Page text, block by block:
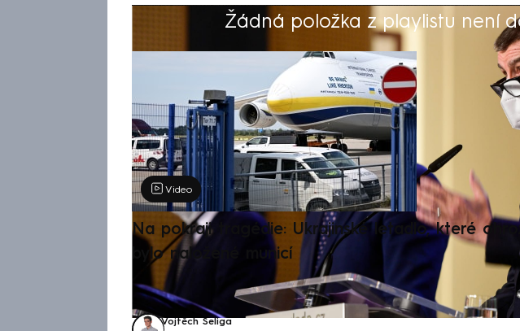
Žádná položka z playlistu není
Výběr redakce
Video
Na pokraji tragédie: Ukrajinské letadlo, které
bylo naložené municí
Vojtěch Šeliga